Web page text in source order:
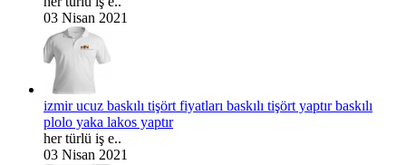
03 Nisan 2021
izmir ucuz baskılı tişört fiyatları baskılı tişört yaptır baskılı
plolo yaka lakos yaptır
her türlü iş e..
03 Nisan 2021